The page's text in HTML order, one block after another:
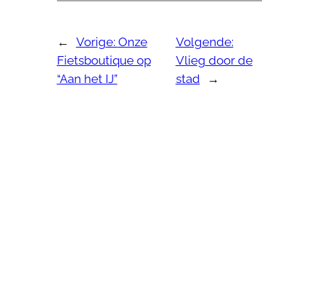
← Vorige: Onze
Fietsboutique op
“Aan het IJ”
Volgende:
Vlieg door de
stad
→